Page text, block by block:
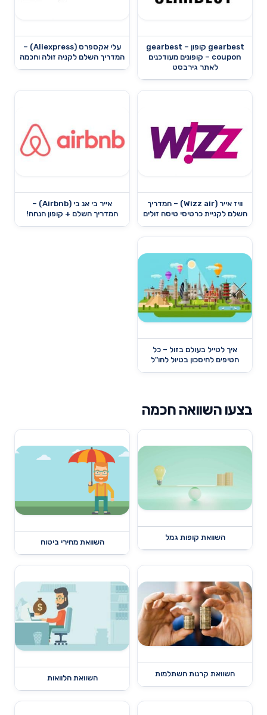
gearbest קופון – gearbest
coupon – קופונים מעודכנים
לאתר גירבסט
עלי אקספרס (Aliexpress) –
המדריך השלם לקניה זולה וחכמה
וויז אייר (Wizz air) – המדריך
השלם לקניית כרטיסי טיסה זולים
אייר בי אנ בי (Airbnb) –
המדריך השלם + קופון הנחה!
איך לטייל בעולם בזול – כל
הטיפים לחיסכון בטיול לחו"ל
בצעו השוואה חכמה
השוואת קופות גמל
השוואת מחירי ביטוח
השוואת קרנות השתלמות
השוואת הלוואות